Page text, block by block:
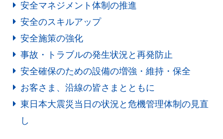
安全マネジメント体制の推進
安全のスキルアップ
安全施策の強化
事故・トラブルの発生状況と再発防止
安全確保のための設備の増強・維持・保全
お客さま、沿線の皆さまとともに
東日本大震災当日の状況と危機管理体制の見直
し